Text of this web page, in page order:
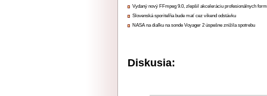
Vydaný nový FFmpeg 9.0, zlepšil akceleráciu profesionálnych
Slovenská sporiteľňa bude mať cez víkend odstávku
NASA na diaľku na sonde Voyager 2 úspešne znížila spotrebu
Diskusia: